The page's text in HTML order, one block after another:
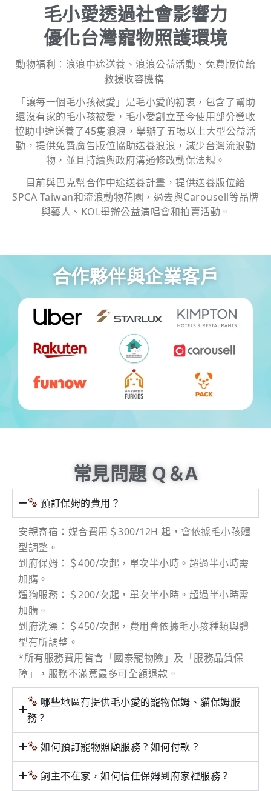
毛小愛透過社會影響力
優化台灣寵物照護環境
動物福利：浪浪中途送養、浪浪公益活動、免費版位給
救援收容機構
「讓每一個毛小孩被愛」是毛小愛的初衷，包含了幫助
還沒有家的毛小孩被愛，毛小愛創立至今使用部分營收
協助中途送養了45隻浪浪，舉辦了五場以上大型公益活
動，提供免費廣告版位協助送養浪浪，減少台灣流浪動
物，並且持續與政府溝通修改動保法規。
目前與巴克幫合作中途送養計畫，提供送養版位給
SPCA Taiwan和流浪動物花園，過去與Carousell等品牌
與藝人、KOL舉辦公益演唱會和拍賣活動。
合作夥伴與企業客戶
常見問題 Q＆A
預訂保姆的費用？
安親寄宿：媒合費用＄300/12H 起，會依據毛小孩體
型調整。
到府保姆：＄400/次起，單次半小時。超過半小時需
加購。
遛狗服務：＄200/次起，單次半小時。超過半小時需
加購。
到府洗澡：＄450/次起，費用會依據毛小孩種類與體
型有所調整。
*所有服務費用皆含「國泰寵物險」及「服務品質保
障」，服務不滿意最多可全額退款。
哪些地區有提供毛小愛的寵物保姆、貓保姆服
務？
如何預訂寵物照顧服務？如何付款？
飼主不在家，如何信任保姆到府家裡服務？